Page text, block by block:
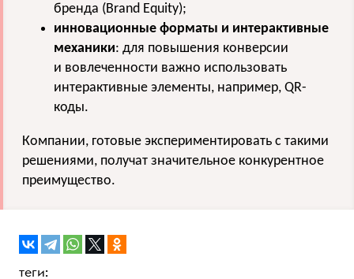
бренда (Brand Equity);
инновационные форматы и интерактивные
механики: для повышения конверсии
и вовлеченности важно использовать
интерактивные элементы, например, QR-
коды.
Компании, готовые экспериментировать с такими
решениями, получат значительное конкурентное
преимущество.